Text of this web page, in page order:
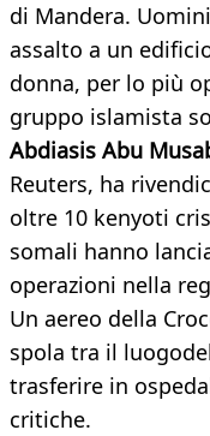
di Mandera.
assalto a un
donna, per lo più
gruppo islamista
Abdiasis Abu
Reuters, ha
oltre 10 kenyoti
somali hanno
operazioni nella
Un aereo della
spola tra il
trasferire in
critiche.